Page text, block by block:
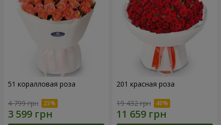
51 коралловая роза
4 799 грн
201 красная роза
19 432 грн